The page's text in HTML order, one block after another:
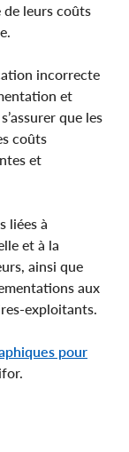
de leurs coûts
incorrecte
et
que les
coûts
et
liées à
et à la
ainsi que
aux
exploitants.
pour